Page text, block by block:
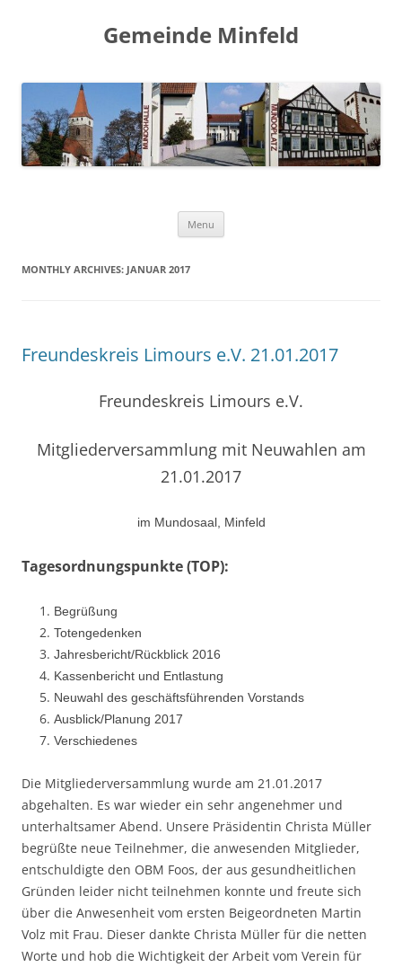
Gemeinde Minfeld
Menu
MONTHLY ARCHIVES: JANUAR 2017
Freundeskreis Limours e.V. 21.01.2017
Freundeskreis Limours e.V.
Mitgliederversammlung mit Neuwahlen am
21.01.2017
im Mundosaal, Minfeld
Tagesordnungspunkte (TOP):
Begrüßung
Totengedenken
Jahresbericht/Rückblick 2016
Kassenbericht und Entlastung
Neuwahl des geschäftsführenden Vorstands
Ausblick/Planung 2017
Verschiedenes
Die Mitgliederversammlung wurde am 21.01.2017
abgehalten. Es war wieder ein sehr angenehmer und
unterhaltsamer Abend. Unsere Präsidentin Christa Müller
begrüßte neue Teilnehmer, die anwesenden Mitglieder,
entschuldigte den OBM Foos, der aus gesundheitlichen
Gründen leider nicht teilnehmen konnte und freute sich
über die Anwesenheit vom ersten Beigeordneten Martin
Volz mit Frau. Dieser dankte Christa Müller für die netten
Worte und hob die Wichtigkeit der Arbeit vom Verein für